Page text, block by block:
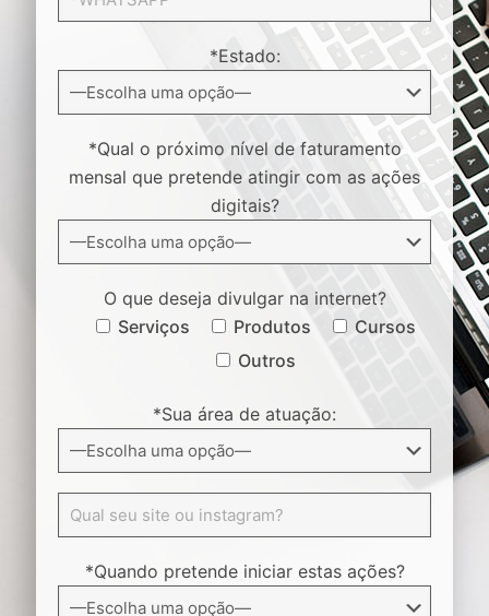
*Estado:
*Qual o próximo nível de faturamento
mensal que pretende atingir com as ações
digitais?
O que deseja divulgar na internet?
Serviços
Produtos
Cursos
Outros
*Sua área de atuação:
*Quando pretende iniciar estas ações?